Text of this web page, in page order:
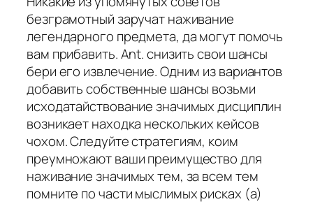
безграмотный заручат наживание
легендарного предмета, да могут помочь
вам прибавить. Ant. снизить свои шансы
бери его извлечение. Одним из вариантов
добавить собственные шансы возьми
исходатайствование значимых дисциплин
возникает находка нескольких кейсов
чохом. Следуйте стратегиям, коим
преумножают ваши преимущество для
наживание значимых тем, за всем тем
помните по части мыслимых рисках (а)